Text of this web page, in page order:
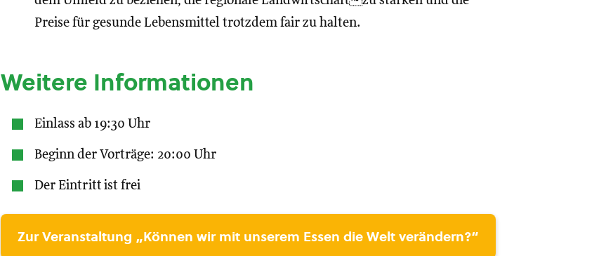
Preise für gesunde Lebensmittel trotzdem fair zu halten.
Weitere Informationen
Einlass ab 19:30 Uhr
Beginn der Vorträge: 20:00 Uhr
Der Eintritt ist frei
Zur Veranstaltung „Können wir mit unserem Essen die Welt verändern?“